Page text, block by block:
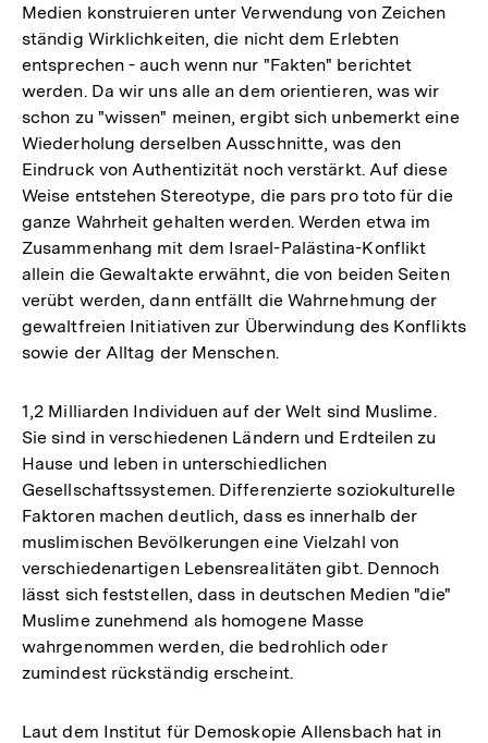
Auflösung
der
Fußnote
Medien konstruieren unter Verwendung von Zeichen
ständig Wirklichkeiten, die nicht dem Erlebten
entsprechen - auch wenn nur "Fakten" berichtet
werden. Da wir uns alle an dem orientieren, was wir
schon zu "wissen" meinen, ergibt sich unbemerkt eine
Wiederholung derselben Ausschnitte, was den
Eindruck von Authentizität noch verstärkt. Auf diese
Weise entstehen Stereotype, die pars pro toto für die
ganze Wahrheit gehalten werden. Werden etwa im
Zusammenhang mit dem Israel-Palästina-Konflikt
allein die Gewaltakte erwähnt, die von beiden Seiten
verübt werden, dann entfällt die Wahrnehmung der
gewaltfreien Initiativen zur Überwindung des Konflikts
sowie der Alltag der Menschen.
1,2 Milliarden Individuen auf der Welt sind Muslime.
Sie sind in verschiedenen Ländern und Erdteilen zu
Hause und leben in unterschiedlichen
Gesellschaftssystemen. Differenzierte soziokulturelle
Faktoren machen deutlich, dass es innerhalb der
muslimischen Bevölkerungen eine Vielzahl von
verschiedenartigen Lebensrealitäten gibt. Dennoch
lässt sich feststellen, dass in deutschen Medien "die"
Muslime zunehmend als homogene Masse
wahrgenommen werden, die bedrohlich oder
zumindest rückständig erscheint.
Laut dem Institut für Demoskopie Allensbach hat in